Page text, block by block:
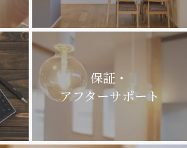
保証・
アフターサポート